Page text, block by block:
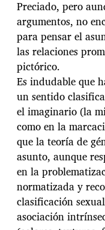
Preciado, pero
argumentos, no
para pensar el
las relaciones
pictórico.
Es indudable que
un sentido
el imaginario (la
como en la
que la teoría de
asunto, aunque
en la
normatizada y
clasificación
asociación